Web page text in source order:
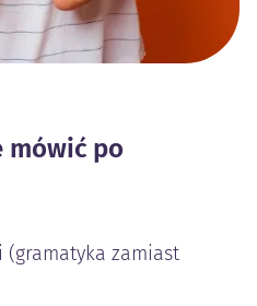
mówić po
(gramatyka zamiast